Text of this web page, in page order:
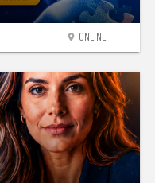
location_on ONLINE